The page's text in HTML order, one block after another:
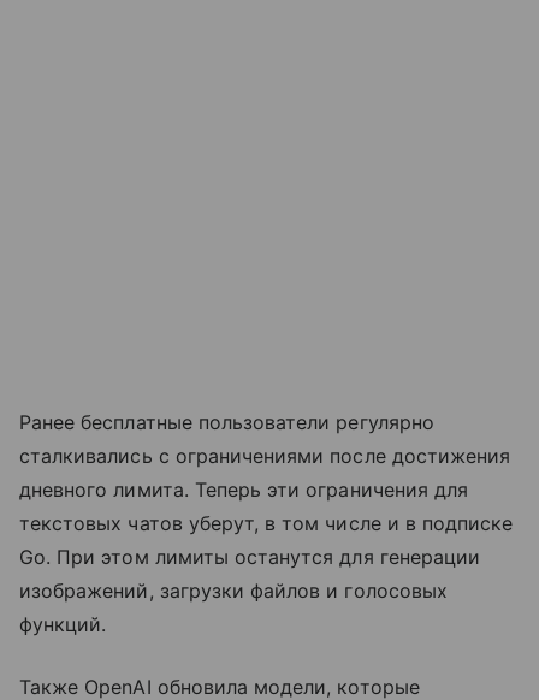
Ранее бесплатные пользователи регулярно
сталкивались с ограничениями после достижения
дневного лимита. Теперь эти ограничения для
текстовых чатов уберут, в том числе и в подписке
Go. При этом лимиты останутся для генерации
изображений, загрузки файлов и голосовых
функций.
Также OpenAI обновила модели, которые